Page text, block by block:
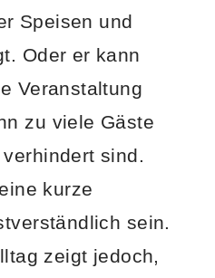
Speisen und
Oder er kann
Veranstaltung
zu viele Gäste
sind.
kurze
sein.
zeigt jedoch,